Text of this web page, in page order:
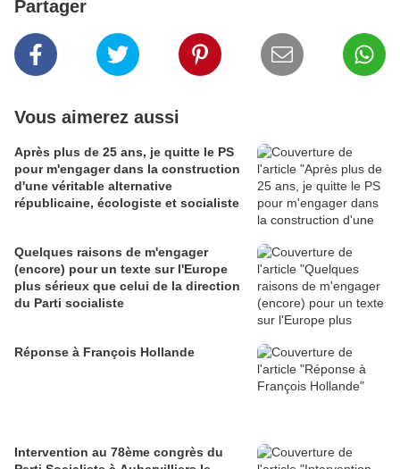
Partager
Vous aimerez aussi
Après plus de 25 ans, je quitte le PS
pour m'engager dans la construction
d'une véritable alternative
républicaine, écologiste et socialiste
Quelques raisons de m'engager
(encore) pour un texte sur l'Europe
plus sérieux que celui de la direction
du Parti socialiste
Réponse à François Hollande
Intervention au 78ème congrès du